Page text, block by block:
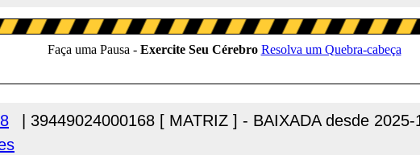
| 39449024000168 [ MATRIZ ] - BAIXADA desde 2025-